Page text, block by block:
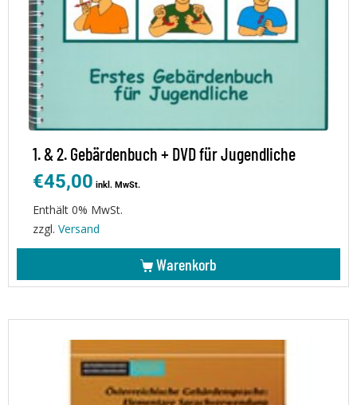
1. & 2. Gebärdenbuch + DVD für Jugendliche
€45,00 inkl. MwSt.
Enthält 0% MwSt.
zzgl. Versand